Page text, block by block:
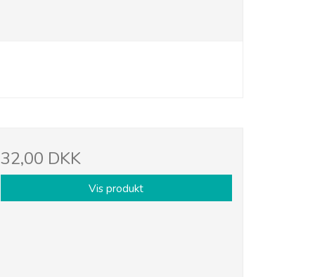
32,00 DKK
Vis produkt